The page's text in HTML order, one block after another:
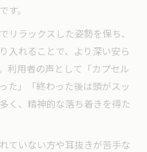
す。
リラックスした姿勢を保ち、
入れることで、より深い安ら
利用者の声として「カプセル
た」「終わった後は頭がスッ
く、精神的な落ち着きを得た
ていない方や耳抜きが苦手な